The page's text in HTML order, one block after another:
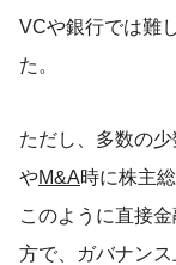
VCや銀行では難
た。
ただし、多数の
やM&A時に株主
このように直接
方で、ガバナンス